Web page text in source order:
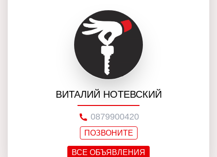
ВИТАЛИЙ НОТЕВСКИЙ
0879900420
ПОЗВОНИТЕ
ВСЕ ОБЪЯВЛЕНИЯ